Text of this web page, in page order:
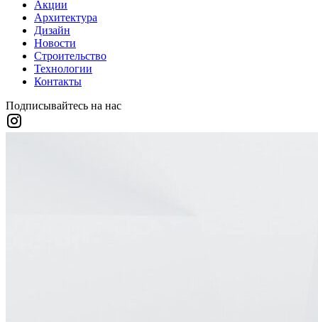
Акции
Архитектура
Дизайн
Новости
Строительство
Технологии
Контакты
Подписывайтесь на нас